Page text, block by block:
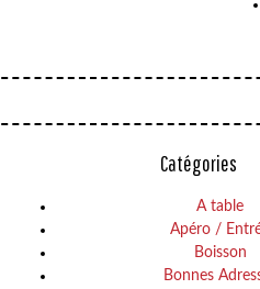
Catégories
A table
Apéro /
Boisson
Bonnes